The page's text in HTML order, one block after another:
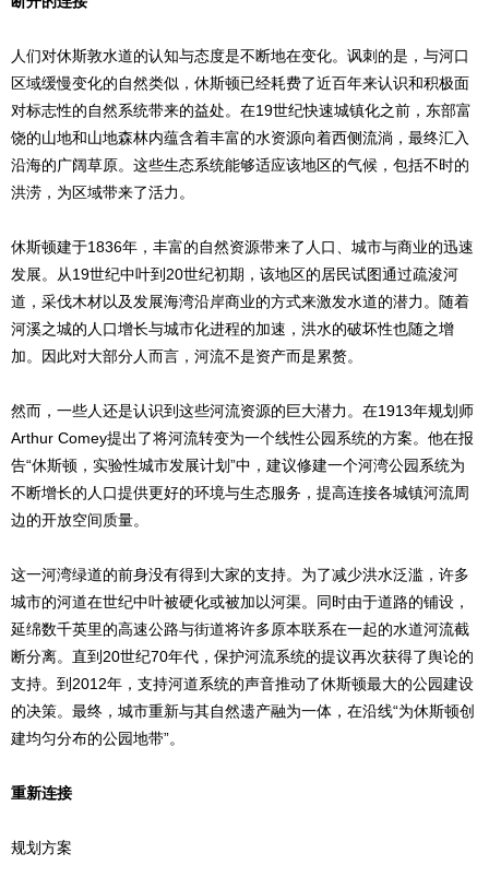
人们对休斯敦水道的认知与态度是不断地在变化。讽刺的是，与河口
区域缓慢变化的自然类似，休斯顿已经耗费了近百年来认识和积极面
对标志性的自然系统带来的益处。在19世纪快速城镇化之前，东部富
饶的山地和山地森林内蕴含着丰富的水资源向着西侧流淌，最终汇入
沿海的广阔草原。这些生态系统能够适应该地区的气候，包括不时的
洪涝，为区域带来了活力。
休斯顿建于1836年，丰富的自然资源带来了人口、城市与商业的迅速
发展。从19世纪中叶到20世纪初期，该地区的居民试图通过疏浚河
道，采伐木材以及发展海湾沿岸商业的方式来激发水道的潜力。随着
河溪之城的人口增长与城市化进程的加速，洪水的破坏性也随之增
加。因此对大部分人而言，河流不是资产而是累赘。
然而，一些人还是认识到这些河流资源的巨大潜力。在1913年规划师
Arthur Comey提出了将河流转变为一个线性公园系统的方案。他在报
告“休斯顿，实验性城市发展计划”中，建议修建一个河湾公园系统为
不断增长的人口提供更好的环境与生态服务，提高连接各城镇河流周
边的开放空间质量。
这一河湾绿道的前身没有得到大家的支持。为了减少洪水泛滥，许多
城市的河道在世纪中叶被硬化或被加以河渠。同时由于道路的铺设，
延绵数千英里的高速公路与街道将许多原本联系在一起的水道河流截
断分离。直到20世纪70年代，保护河流系统的提议再次获得了舆论的
支持。到2012年，支持河道系统的声音推动了休斯顿最大的公园建设
的决策。最终，城市重新与其自然遗产融为一体，在沿线“为休斯顿创
建均匀分布的公园地带”。
重新连接
规划方案